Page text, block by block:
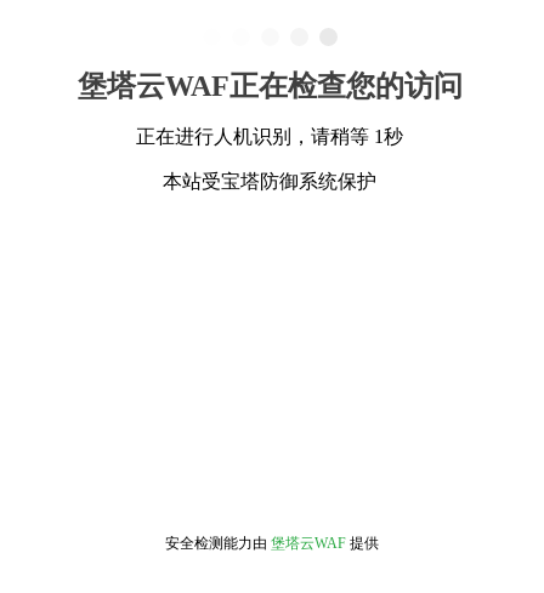
堡塔云WAF正在检查您的访问
正在进行人机识别，请稍等 1秒
本站受宝塔防御系统保护
安全检测能力由 堡塔云WAF 提供